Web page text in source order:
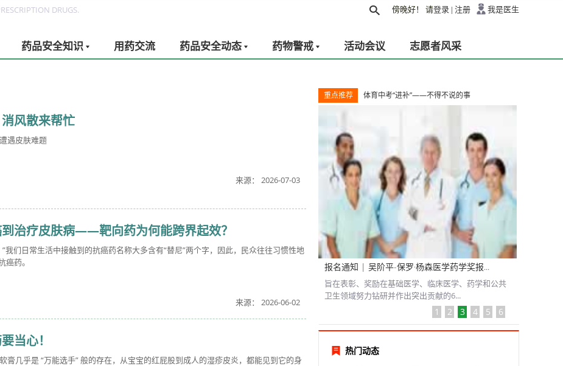
DRUGS. 傍晚好！ 请登录 | 注册 我是医生
药品安全知识 用药交流 药品安全动态 药物警戒 活动会议 志愿者风采
风散来帮忙
遇皮肤难题
来源： 2026-07-03
治疗皮肤病——靶向药为何能跨界起效？
我们日常生活中接触到的抗癌药名称大多含有“替尼”两个字，因此，民众往往习惯性地
癌药。
来源： 2026-06-02
当心！
膏几乎是 “万能选手” 般的存在，从宝宝的红屁股到成人的湿疹皮炎，都能见到它的身
重点推荐 体育中考“进补”——不得不说的事
报名通知 | 吴阶平-保罗·杨森医学药学奖报...
旨在表彰、奖励在基础医学、临床医学、药学和公共
卫生领域努力钻研并作出突出贡献的6...
1 2 3 4 5 6
热门动态